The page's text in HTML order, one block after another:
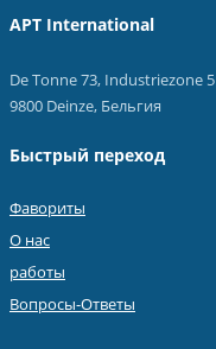
APT International
De Tonne 73, Industriezone 5
9800 Deinze, Бельгия
Быстрый переход
Фавориты
О нас
работы
Вопросы-Ответы